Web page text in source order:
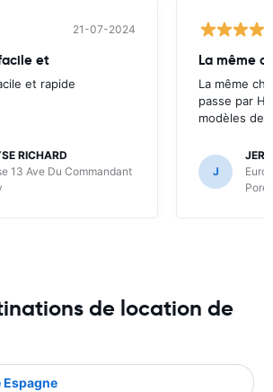
21-07-2024
et
et rapide
RICHARD
13 Ave Du Commandant
La même
La même
passe par
modèles de
J
de location de